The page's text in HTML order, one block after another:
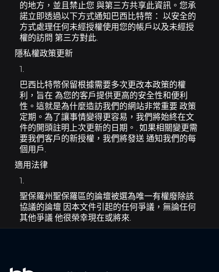
的地方，並且禁止您 與第三方共享此資訊。您承
諾立即透過以下方式通知巴西比特幣： 以安全的
方式處理任何未經授權使用您的帳戶以及未經授
權的訪問 第三方對此.
隱私權政策更新
1.
巴西比特幣保留根據需要多次更改本政策的權
利，旨在 為您的客戶提供更高的安全性和便利
性。這就是為什麼造訪我們的網站非常重要 政策
定期。為了讓事情變得更容易，我們將始終在文
件的開頭註明上次更新的日期。. 如果相關變更需
要我們客戶的新授權，我們將發送 通知我們的每
個用戶.
適用法律
1.
聖保羅州聖保羅區的論壇被選為唯一有權廢除該
協議的論壇 因本文件引起的任何爭議，無論任何
其他爭議 他很榮幸現在或將來.